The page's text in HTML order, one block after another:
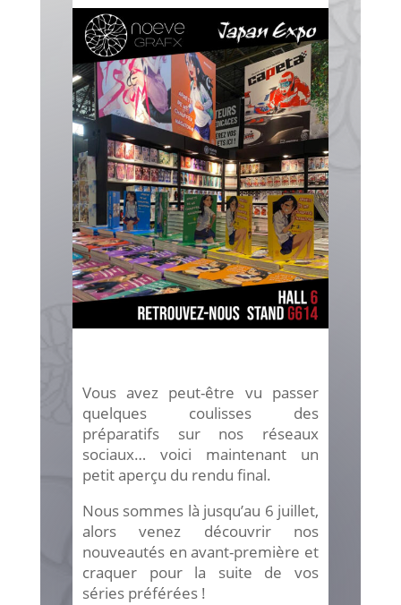
Vous avez peut-être vu passer
quelques coulisses des
préparatifs sur nos réseaux
sociaux… voici maintenant un
petit aperçu du rendu final.
Nous sommes là jusqu’au 6 juillet,
alors venez découvrir nos
nouveautés en avant-première et
craquer pour la suite de vos
séries préférées !